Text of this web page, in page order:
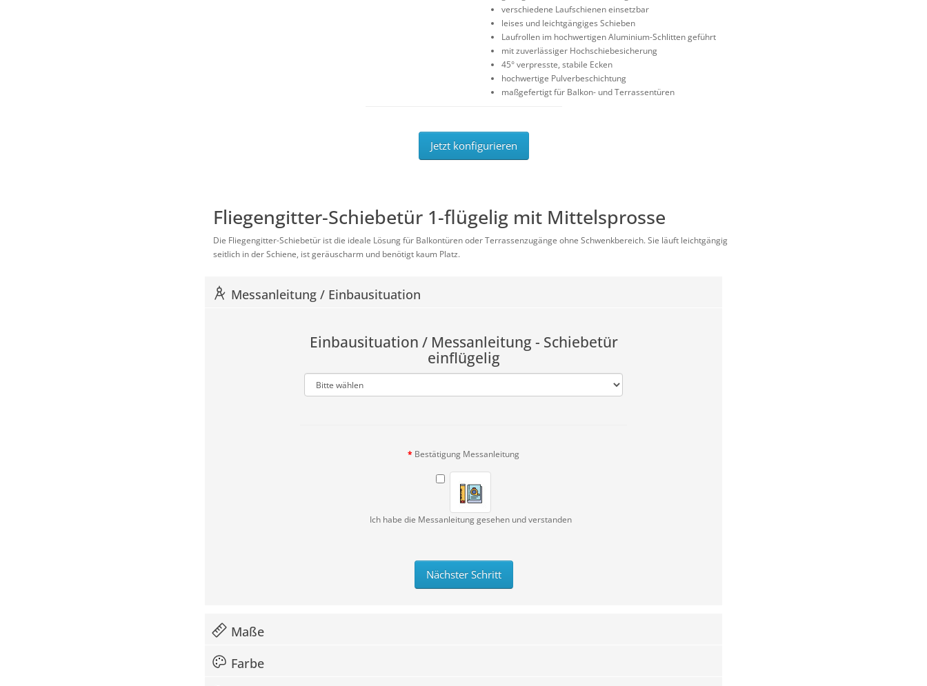
verschiedene Laufschienen einsetzbar
leises und leichtgängiges Schieben
Laufrollen im hochwertigen Aluminium-Schlitten geführt
mit zuverlässiger Hochschiebesicherung
45° verpresste, stabile Ecken
hochwertige Pulverbeschichtung
maßgefertigt für Balkon- und Terrassentüren
Jetzt konfigurieren
Fliegengitter-Schiebetür 1-flügelig mit Mittelsprosse
Die Fliegengitter-Schiebetür ist die ideale Lösung für Balkontüren oder Terrassenzugänge ohne Schwenkbereich. Sie läuft leichtgängig
seitlich in der Schiene, ist geräuscharm und benötigt kaum Platz.
Messanleitung / Einbausituation
Einbausituation / Messanleitung - Schiebetür
einflügelig
Bestätigung Messanleitung
Ich habe die Messanleitung gesehen und verstanden
Nächster Schritt
Maße
Farbe